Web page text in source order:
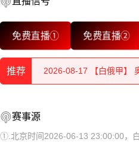
免费直播① 免费直播②
推荐
2026-08-17 【白俄甲】
2026-08-17 【白俄甲】
2026-08-17 【白俄甲】
赛事源
①.北京时间2026-06-13 23:00:00，